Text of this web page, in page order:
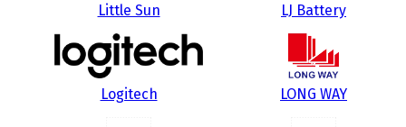
Little Sun LJ Battery
Logitech LONG WAY